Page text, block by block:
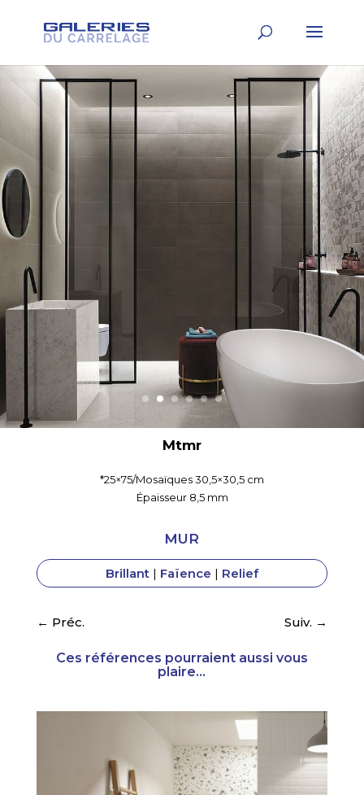
*25×75/Mosaïques 30,5×30,5 cm
Épaisseur 8,5 mm
MUR
Brillant| Faïence | Relief
← Préc. Suiv. →
Ces références pourraient aussi vous
plaire...